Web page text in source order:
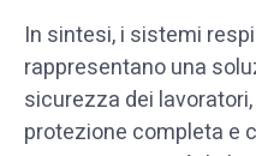
In sintesi, i sistemi
rappresentano una
sicurezza dei
protezione completa e